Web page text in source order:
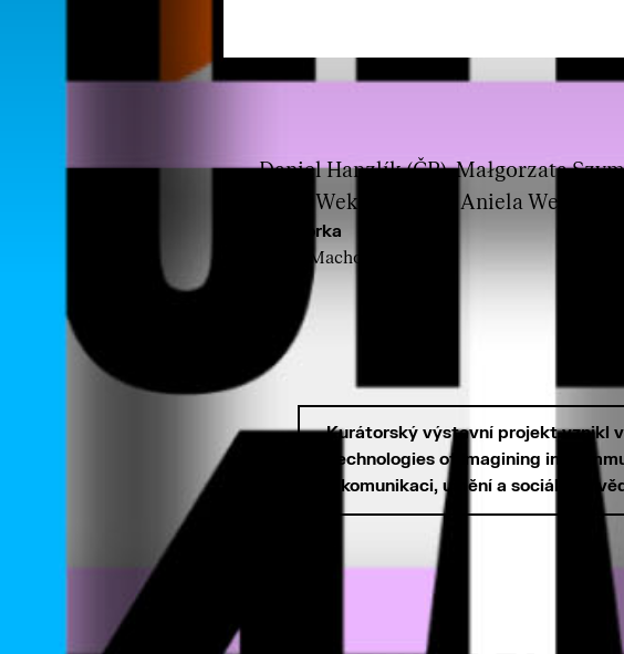
Daniel Hanzlík (ČR), Małgorzata
Brian Wekesa (KEN), Aniela Wesoły
Kurátorka
Adéla Machová
Kurátorský výstavní projekt vznikl
Technologies of Imagining in
v komunikaci, umění a sociálních